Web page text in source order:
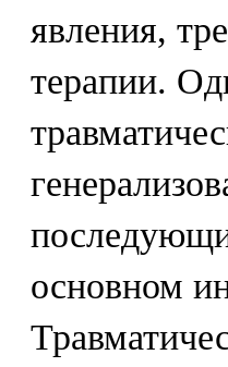
явления,
терапии.
основном